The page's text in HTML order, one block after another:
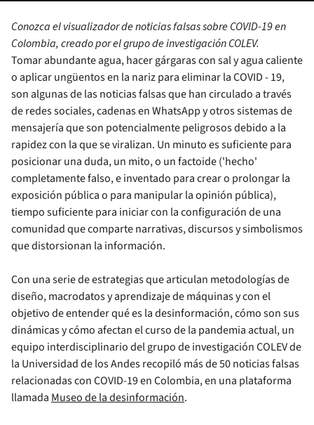
Conozca el visualizador de noticias falsas sobre COVID-19 en
Colombia, creado por el grupo de investigación COLEV.
Tomar abundante agua, hacer gárgaras con sal y agua caliente
o aplicar ungüentos en la nariz para eliminar la COVID - 19,
son algunas de las noticias falsas que han circulado a través
de redes sociales, cadenas en WhatsApp y otros sistemas de
mensajería que son potencialmente peligrosos debido a la
rapidez con la que se viralizan. Un minuto es suficiente para
posicionar una duda, un mito, o un factoide ('hecho'
completamente falso, e inventado para crear o prolongar la
exposición pública o para manipular la opinión pública),
tiempo suficiente para iniciar con la configuración de una
comunidad que comparte narrativas, discursos y simbolismos
que distorsionan la información.
Con una serie de estrategias que articulan metodologías de
diseño, macrodatos y aprendizaje de máquinas y con el
objetivo de entender qué es la desinformación, cómo son sus
dinámicas y cómo afectan el curso de la pandemia actual, un
equipo interdisciplinario del grupo de investigación COLEV de
la Universidad de los Andes recopiló más de 50 noticias falsas
relacionadas con COVID-19 en Colombia, en una plataforma
llamada Museo de la desinformación.